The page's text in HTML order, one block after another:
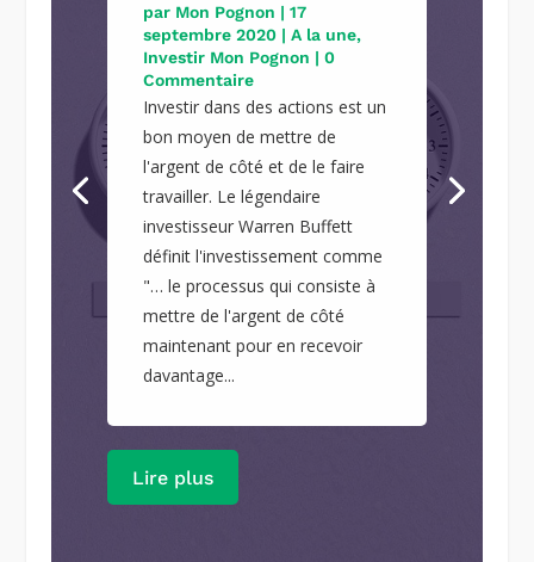
par Mon Pognon | 17
septembre 2020 | A la une,
Investir Mon Pognon | 0
Commentaire
Investir dans des actions est un
bon moyen de mettre de
l'argent de côté et de le faire
travailler. Le légendaire
investisseur Warren Buffett
définit l'investissement comme
"… le processus qui consiste à
mettre de l'argent de côté
maintenant pour en recevoir
davantage...
Lire plus